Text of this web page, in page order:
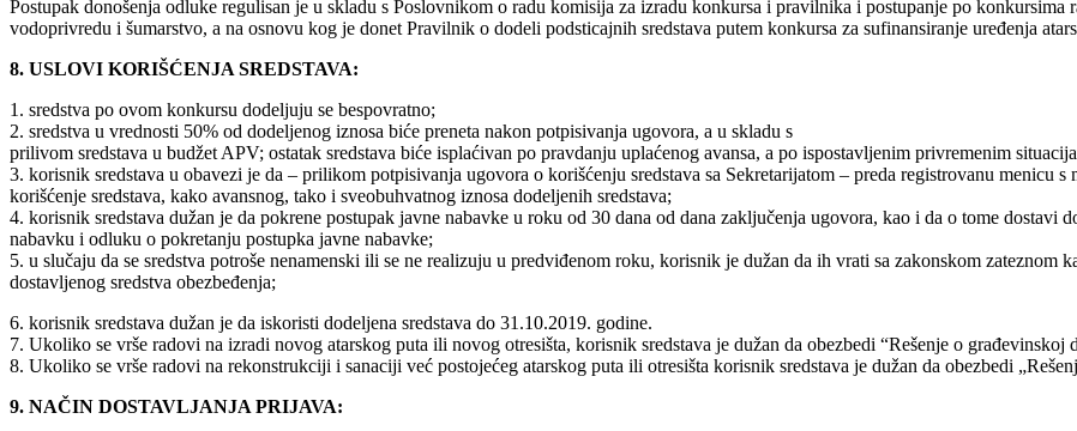
Postupak donošenja odluke regulisan je u skladu s Poslovnikom o radu komisija za izradu konkursa i pravilnika i postupanje po
vodoprivredu i šumarstvo, a na osnovu kog je donet Pravilnik o dodeli podsticajnih sredstava putem konkursa za sufinansiranje uređenja
8. USLOVI KORIŠĆENJA SREDSTAVA:
1. sredstva po ovom konkursu dodeljuju se bespovratno;
2. sredstva u vrednosti 50% od dodeljenog iznosa biće preneta nakon potpisivanja ugovora, a u skladu s
prilivom sredstava u budžet APV; ostatak sredstava biće isplaćivan po pravdanju uplaćenog avansa, a po ispostavljenim privremenim
3. korisnik sredstava u obavezi je da – prilikom potpisivanja ugovora o korišćenju sredstava sa Sekretarijatom – preda registrovanu menicu
korišćenje sredstava, kako avansnog, tako i sveobuhvatnog iznosa dodeljenih sredstava;
4. korisnik sredstava dužan je da pokrene postupak javne nabavke u roku od 30 dana od dana zaključenja ugovora, kao i da o tome dostavi
nabavku i odluku o pokretanju postupka javne nabavke;
5. u slučaju da se sredstva potroše nenamenski ili se ne realizuju u predviđenom roku, korisnik je dužan da ih vrati sa zakonskom zateznom
dostavljenog sredstva obezbeđenja;
6. korisnik sredstava dužan je da iskoristi dodeljena sredstava do 31.10.2019. godine.
7. Ukoliko se vrše radovi na izradi novog atarskog puta ili novog otresišta, korisnik sredstava je dužan da obezbedi “Rešenje o građevinskoj
8. Ukoliko se vrše radovi na rekonstrukciji i sanaciji već postojećeg atarskog puta ili otresišta korisnik sredstava je dužan da obezbedi
9. NAČIN DOSTAVLJANJA PRIJAVA: